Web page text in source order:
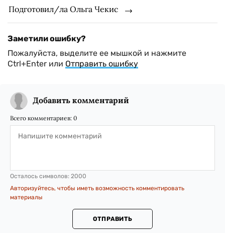
Подготовил/ла Ольга Чекис
Заметили ошибку?
Пожалуйста, выделите ее мышкой и нажмите
Ctrl+Enter или Отправить ошибку
Добавить комментарий
Всего комментариев: 0
Осталось символов: 2000
Авторизуйтесь, чтобы иметь возможность комментировать
материалы
ОТПРАВИТЬ